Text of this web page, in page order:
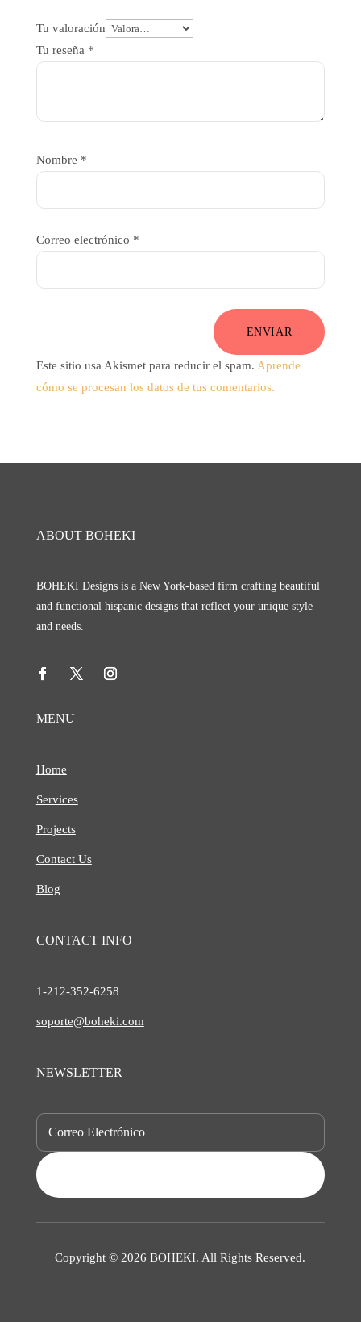
Tu valoración
Tu reseña *
Nombre *
Correo electrónico *
ENVIAR
Este sitio usa Akismet para reducir el spam. Aprende
cómo se procesan los datos de tus comentarios.
ABOUT BOHEKI
BOHEKI Designs is a New York-based firm crafting beautiful
and functional hispanic designs that reflect your unique style
and needs.
MENU
Home
Services
Projects
Contact Us
Blog
CONTACT INFO
1-212-352-6258
soporte@boheki.com
NEWSLETTER
Copyright © 2026 BOHEKI. All Rights Reserved.